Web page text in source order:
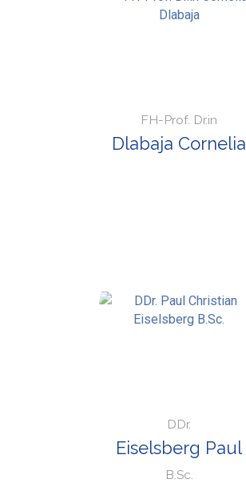
FH-Prof. Dr.in
Dlabaja Cornelia
DDr.
Eiselsberg Paul
B.Sc.